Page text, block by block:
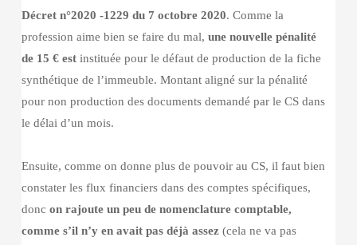
Décret n°2020 -1229 du 7 octobre 2020. Comme la
profession aime bien se faire du mal, une nouvelle pénalité
de 15 € estinstituée pour le défaut de production de la fiche
synthétique de l’immeuble. Montant aligné sur la pénalité
pour non production des documents demandé par le CS dans
le délai d’un mois.
Ensuite, comme on donne plus de pouvoir au CS, il faut bien
constater les flux financiers dans des comptes spécifiques,
donc on rajoute un peu de nomenclature comptable,
comme s’il n’y en avait pas déjà assez (cela ne va pas